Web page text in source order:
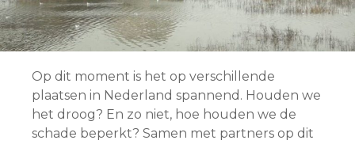
Op dit moment is het op verschillende
plaatsen in Nederland spannend. Houden we
het droog? En zo niet, hoe houden we de
schade beperkt? Samen met partners op dit